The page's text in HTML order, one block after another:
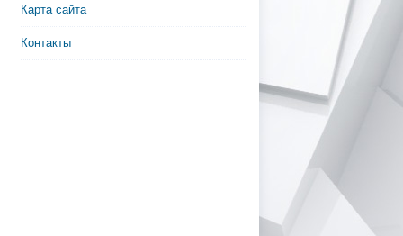
Карта сайта
Контакты